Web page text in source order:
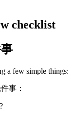
checklist
a few simple things:
事：